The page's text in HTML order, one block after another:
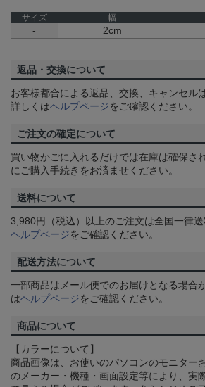
サイズ 幅
- 2cm
返品・交換について
お客様都合による返品、交換、キャンセル
詳しくはヘルプページをご確認ください。
ご注文の確定について
買い物かごに入れるだけでは在庫は確保さ
にご購入手続きをお済ませください。
送料について
3,980円（税込）以上のご注文は全国一律
ヘルプページをご確認ください。
配送方法について
一部商品はメール便でのお届けとなる場合
はヘルプページをご確認ください。
商品について
【カラーについて】
商品画像は、お使いのパソコンのモニター
のメーカー・機種・画面設定等により、実